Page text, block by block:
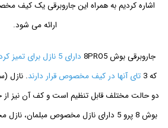
اشاره کردیم به همراه این جاروبرقی یک کیف
ارائه می شود.
جاروبرقی بوش 8PRO5 دارای 5 نازل برای تمیز کردن
که 3 تای آنها در کیف مخصوص قرار دارند. نازل
دو حالت مختلف قابل تنظیم است و کف آن نیز از
بوش 8 پرو 5 دارای نازل مخصوص